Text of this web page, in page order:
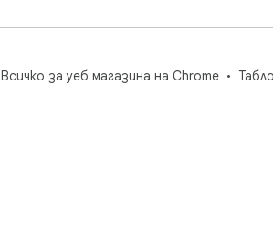
Всичко за уеб магазина на Chrome